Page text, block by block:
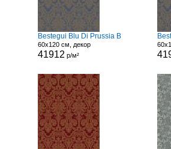
Bestegui Blu Di Prussia B
60x120 см, декор
41912 р/м²